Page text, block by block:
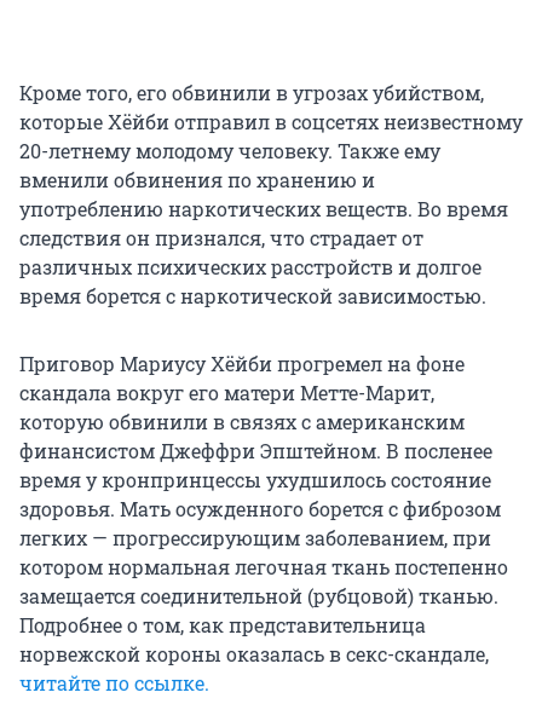
Кроме того, его обвинили в угрозах убийством,
которые Хёйби отправил в соцсетях неизвестному
20-летнему молодому человеку. Также ему
вменили обвинения по хранению и
употреблению наркотических веществ. Во время
следствия он признался, что страдает от
различных психических расстройств и долгое
время борется с наркотической зависимостью.
Приговор Мариусу Хёйби прогремел на фоне
скандала вокруг его матери Метте-Марит,
которую обвинили в связях с американским
финансистом Джеффри Эпштейном. В посленее
время у кронпринцессы ухудшилось состояние
здоровья. Мать осужденного борется с фиброзом
легких — прогрессирующим заболеванием, при
котором нормальная легочная ткань постепенно
замещается соединительной (рубцовой) тканью.
Подробнее о том, как представительница
норвежской короны оказалась в секс-скандале,
читайте по ссылке.